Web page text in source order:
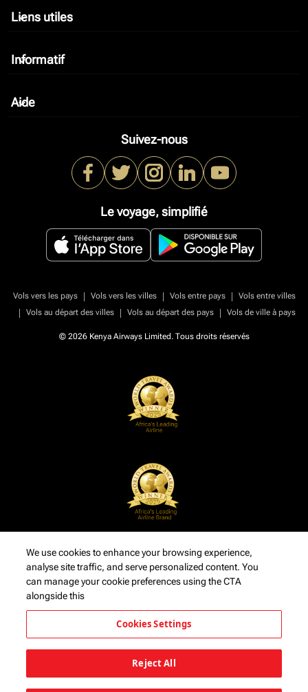
Liens utiles
keyboard_arrow_down
Informatif
keyboard_arrow_down
Aide
keyboard_arrow_down
Suivez-nous
Le voyage, simplifié
Vols vers les pays | Vols vers les villes | Vols entre pays |
Vols entre villes
|
Vols au départ des villes | Vols au départ des pays | Vols de ville à pays
© 2026 Kenya Airways Limited. Tous droits réservés
We use cookies to enhance your browsing experience,
analyse site traffic, and serve personalized content. You
can manage your cookie preferences using the CTA
alongside this
Cookies Settings
Reject All